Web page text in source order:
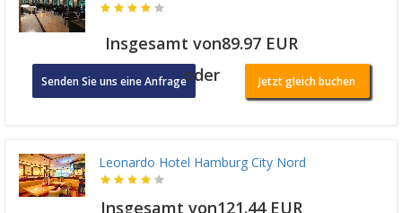
Insgesamt von89.97 EUR
Senden Sie uns eine Anfrageoder Jetzt gleich buchen
Leonardo Hotel Hamburg City Nord
Insgesamt von121.44 EUR